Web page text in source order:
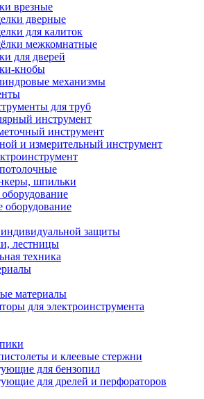
врезные
дверные
для калиток
межкомнатные
для дверей
кнобы
механизмы
для труб
инструмент
инструмент
и измерительный инструмент
шпильки
защиты
лестницы
техника
материалы
для электроинструмента
и клеевые стержни
для бензопил
для дрелей и перфораторов